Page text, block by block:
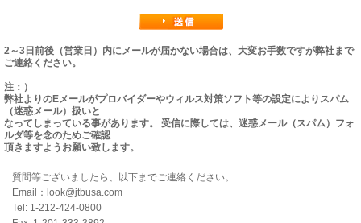
2～3日前後（営業日）内にメールが届かない場合は、大変お手数ですが弊社まで
ご連絡ください。
注：）
弊社よりのEメールがプロバイダーやウィルス対策ソフト等の設定によりスパム
（迷惑メール）扱いと
なってしまっている事があります。 受信に際しては、迷惑メール（スパム）フォ
ルダ等を念のためご確認
頂きますようお願い致します。
質問等ございましたら、以下までご連絡ください。
Email：look@jtbusa.com
Tel: 1-212-424-0800